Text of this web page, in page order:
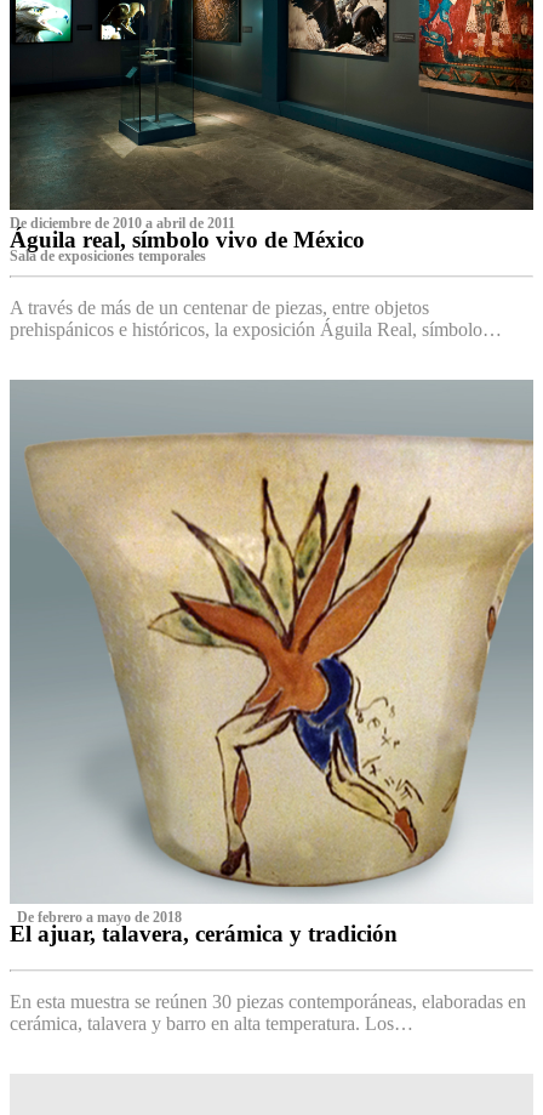
De diciembre de 2010 a abril de 2011
Águila real, símbolo vivo de México
Sala de exposiciones temporales
A través de más de un centenar de piezas, entre objetos
prehispánicos e históricos, la exposición Águila Real, símbolo…
‌ De febrero a mayo de 2018
El ajuar, talavera, cerámica y tradición
En esta muestra se reúnen 30 piezas contemporáneas, elaboradas en
cerámica, talavera y barro en alta temperatura. Los…